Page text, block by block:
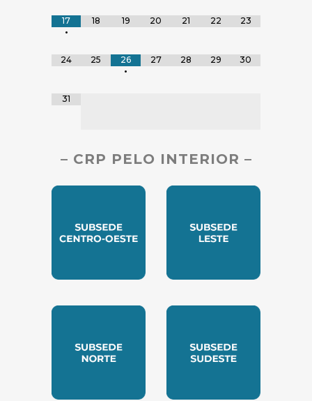
17
•
18 19 20 21 22 23
24 25
26
•
27 28 29 30
31
– CRP PELO INTERIOR –